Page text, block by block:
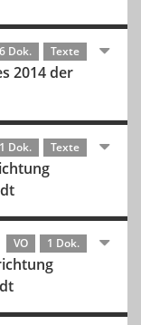
6 Dok. Texte
2014 der
1 Dok. Texte
VO 1 Dok.